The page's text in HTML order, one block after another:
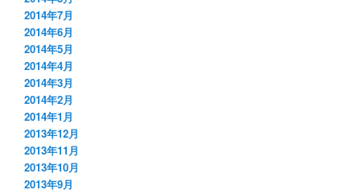
2014年7月
2014年6月
2014年5月
2014年4月
2014年3月
2014年2月
2014年1月
2013年12月
2013年11月
2013年10月
2013年9月